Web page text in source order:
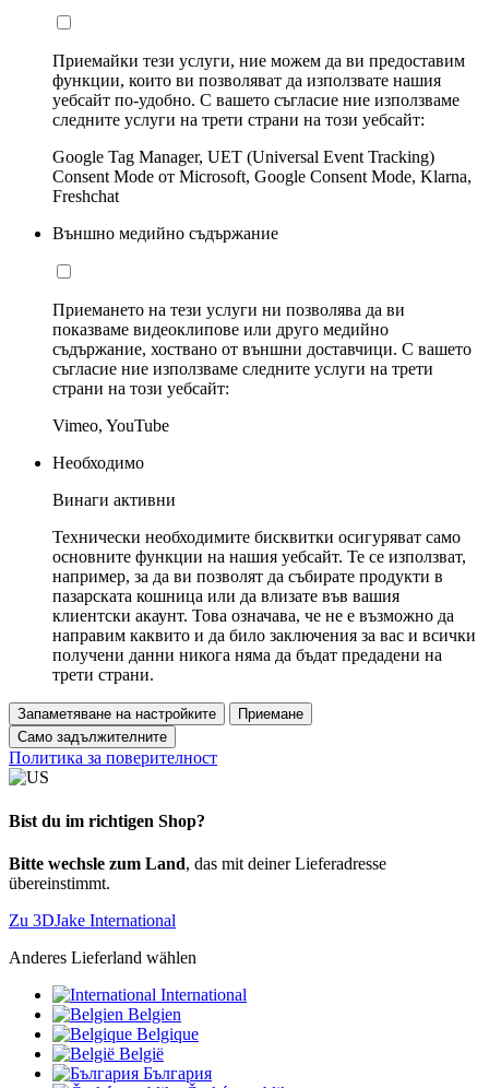
Приемайки тези услуги, ние можем да ви предоставим
функции, които ви позволяват да използвате нашия
уебсайт по-удобно. С вашето съгласие ние използваме
следните услуги на трети страни на този уебсайт:
Google Tag Manager, UET (Universal Event Tracking)
Consent Mode от Microsoft, Google Consent Mode, Klarna,
Freshchat
Външно медийно съдържание
Приемането на тези услуги ни позволява да ви
показваме видеоклипове или друго медийно
съдържание, хоствано от външни доставчици. С вашето
съгласие ние използваме следните услуги на трети
страни на този уебсайт:
Vimeo, YouTube
Необходимо
Винаги активни
Технически необходимите бисквитки осигуряват само
основните функции на нашия уебсайт. Те се използват,
например, за да ви позволят да събирате продукти в
пазарската кошница или да влизате във вашия
клиентски акаунт. Това означава, че не е възможно да
направим каквито и да било заключения за вас и всички
получени данни никога няма да бъдат предадени на
трети страни.
Запаметяване на настройките
Приемане
Само задължителните
Политика за поверителност
Bist du im richtigen Shop?
Bitte wechsle zum Land, das mit deiner Lieferadresse
übereinstimmt.
Zu 3DJake International
Anderes Lieferland wählen
International
Belgien
Belgique
België
България